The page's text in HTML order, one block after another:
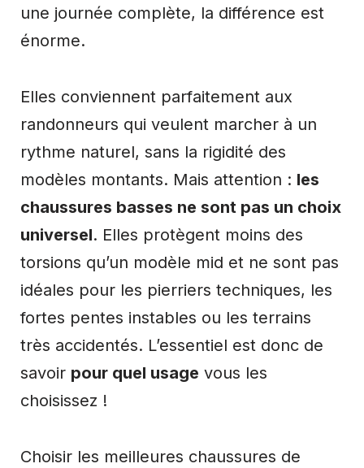
une journée complète, la différence est
énorme.
Elles conviennent parfaitement aux
randonneurs qui veulent marcher à un
rythme naturel, sans la rigidité des
modèles montants. Mais attention : les
chaussures basses ne sont pas un choix
universel. Elles protègent moins des
torsions qu’un modèle mid et ne sont pas
idéales pour les pierriers techniques, les
fortes pentes instables ou les terrains
très accidentés. L’essentiel est donc de
savoir pour quel usage vous les
choisissez !
Choisir les meilleures chaussures de